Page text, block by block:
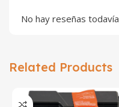
No hay reseñas todavía
Related Products